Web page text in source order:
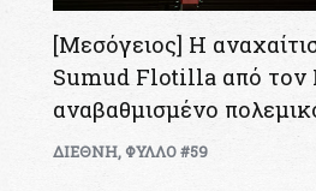
[Μεσόγειος] Η
Sumud Flotilla από τον
αναβαθμισμένο
ΔΙΕΘΝΗ, ΦΥΛΛΟ #59